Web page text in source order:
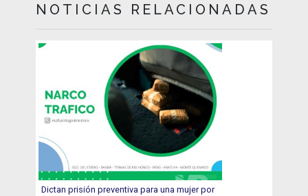
NOTICIAS RELACIONADAS
Dictan prisión preventiva para una mujer por